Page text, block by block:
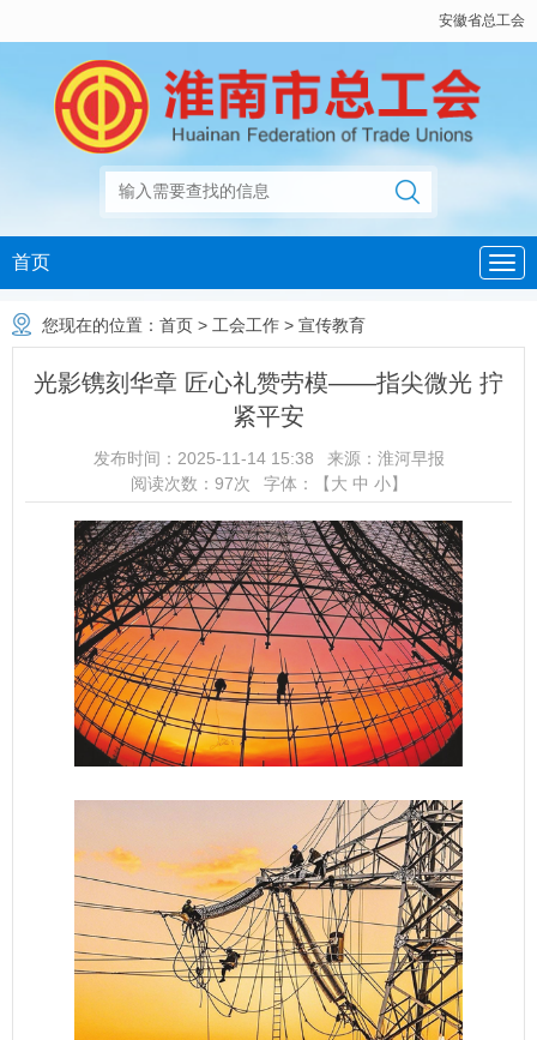
安徽省总工会
首页
您现在的位置： 首页 > 工会工作 > 宣传教育
光影镌刻华章 匠心礼赞劳模——指尖微光 拧
紧平安
发布时间： 2025-11-14 15:38 来源： 淮河早报
阅读次数： 97次 字体：【大 中 小】